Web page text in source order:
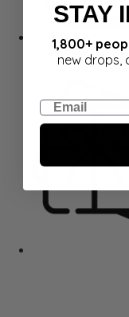
Komplekti
STAY
1,800+
new drops,
Email